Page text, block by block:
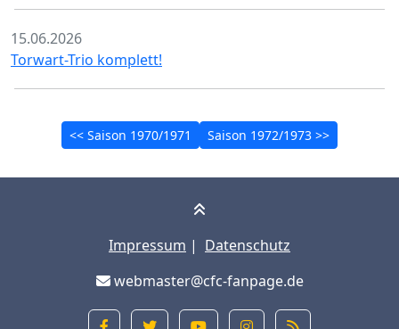
15.06.2026
Torwart-Trio komplett!
<< Saison 1970/1971 Saison 1972/1973 >>
Impressum | Datenschutz
webmaster@cfc-fanpage.de